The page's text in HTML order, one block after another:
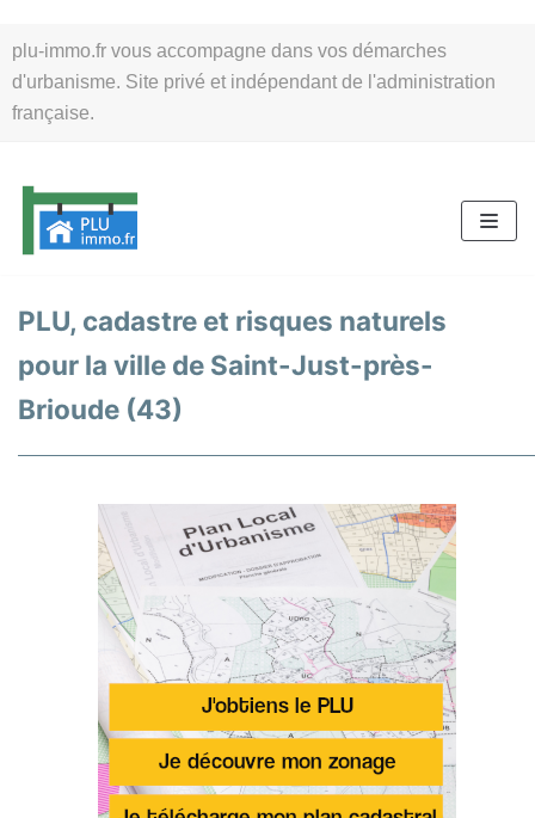
plu-immo.fr vous accompagne dans vos démarches
d'urbanisme. Site privé et indépendant de l'administration
française.
au
contenu
PLU, cadastre et risques naturels
pour la ville de Saint-Just-près-
Brioude (43)